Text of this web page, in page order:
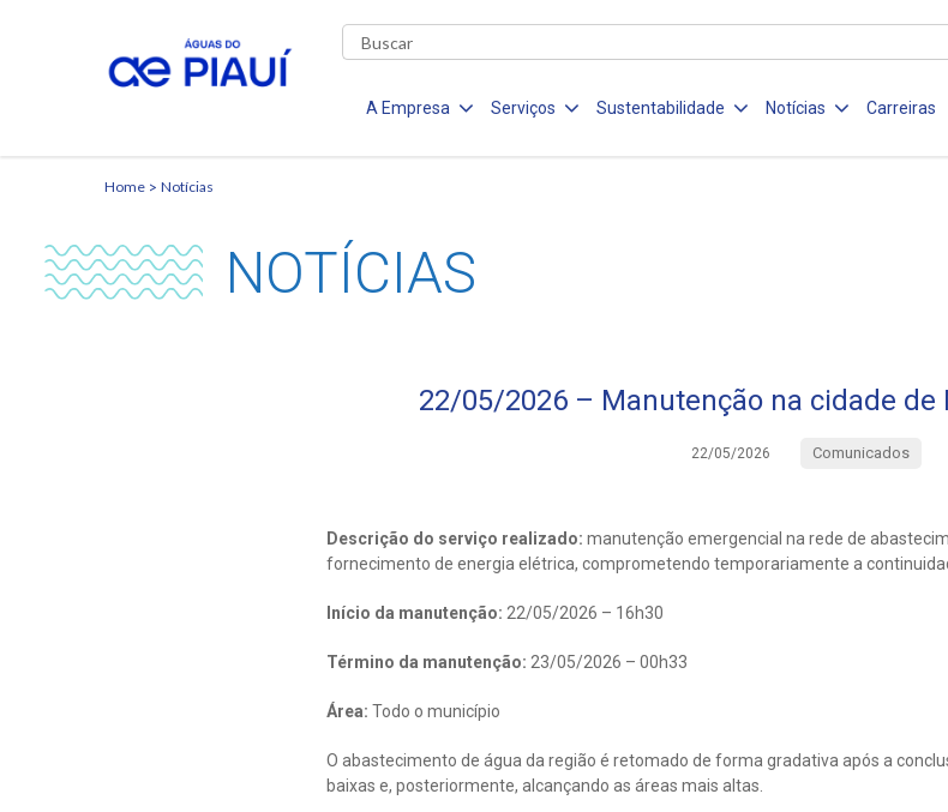
A Empresa Serviços Sustentabilidade Notícias Carreiras
Home Notícias
NOTÍCIAS
22/05/2026 – Manutenção na cidade de
22/05/2026 Comunicados
Descrição do serviço realizado: manutenção emergencial na rede de
fornecimento de energia elétrica, comprometendo temporariamente a
Início da manutenção: 22/05/2026 – 16h30
Término da manutenção: 23/05/2026 – 00h33
Área: Todo o município
O abastecimento de água da região é retomado de forma gradativa após a
baixas e, posteriormente, alcançando as áreas mais altas.